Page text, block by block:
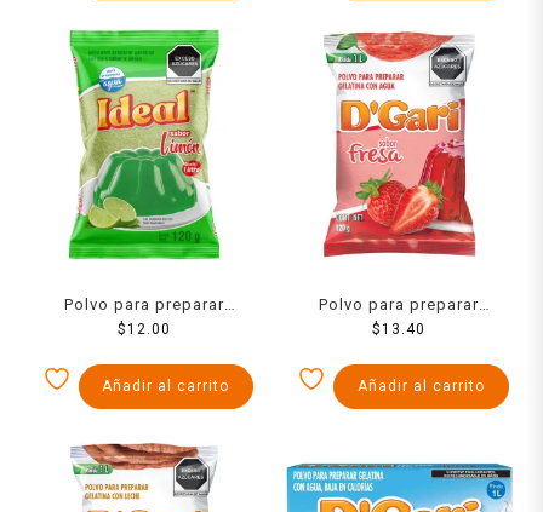
Polvo para preparar
gelatina Ideal de agua
$12.00
Añadir al carrito
Polvo para preparar
gelatina D´Gari de agua
$13.40
Añadir al carrito